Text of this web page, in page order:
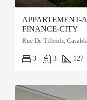
APPARTEMENT-
FINANCE-CITY
Rue De Tilleuls,
3 3 127